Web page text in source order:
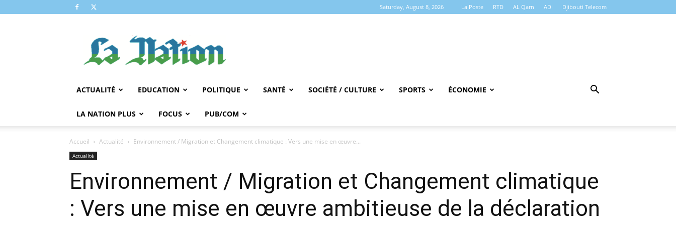
Saturday, August 8, 2026 La Poste RTD AL Qarn ADI Djibouti Telecom
NATION
ACTUALITÉ EDUCATION POLITIQUE SANTÉ SOCIÉTÉ / CULTURE SPORTS ÉCONOMIE
LA NATION PLUS FOCUS PUB/COM
Accueil Actualité Environnement / Migration et Changement climatique : Vers une mise en œuvre...
Actualité
Environnement / Migration et Changement climatique
: Vers une mise en œuvre ambitieuse de la déclaration